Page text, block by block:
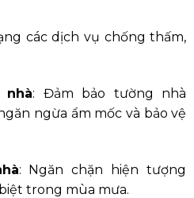
các dịch vụ chống thấm,
nhà: Đảm bảo tường nhà
ngừa ẩm mốc và bảo vệ
: Ngăn chặn hiện tượng
trong mùa mưa.